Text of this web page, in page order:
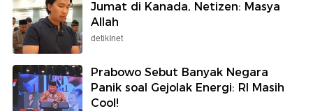
Jumat di Kanada, Netizen: Masya
Allah
detikInet
Prabowo Sebut Banyak Negara
Panik soal Gejolak Energi: RI Masih
Cool!